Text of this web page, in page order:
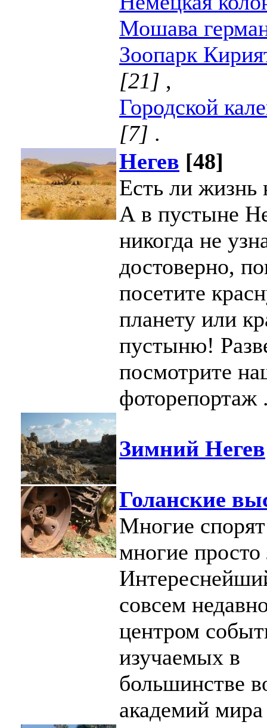
Мошава
Зоопарк
[21] ,
Городской
[7] .
Негев [48]
Есть ли жизнь
А в пустыне
никогда не
достоверно,
посетите
планету или
пустыню!
посмотрите
фоторепортаж
Зимний Негев
Голанские
Многие
многие
совсем
центром
изучаемых в
большинстве
академий